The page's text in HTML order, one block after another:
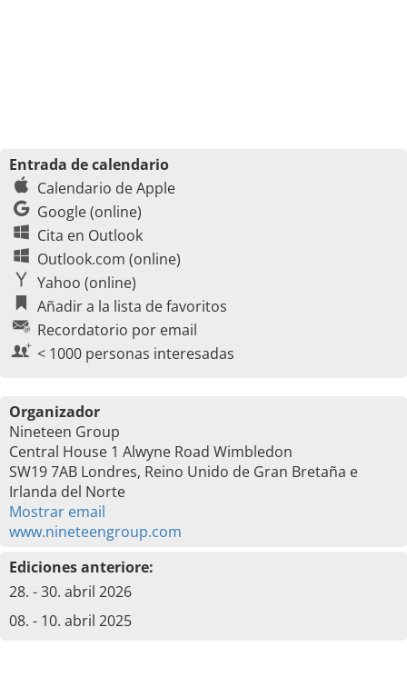
Entrada de calendario
Calendario de Apple
Google (online)
Cita en Outlook
Outlook.com (online)
Yahoo (online)
Añadir a la lista de favoritos
Recordatorio por email
< 1000 personas interesadas
Organizador
Nineteen Group
Central House 1 Alwyne Road Wimbledon
SW19 7AB Londres, Reino Unido de Gran Bretaña e
Irlanda del Norte
Mostrar email
www.nineteengroup.com
Ediciones anteriore:
28. - 30. abril 2026
08. - 10. abril 2025